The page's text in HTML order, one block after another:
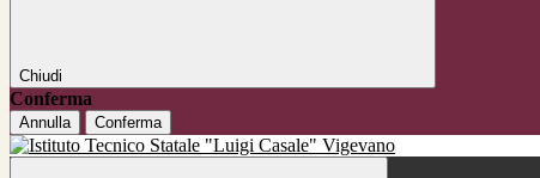
Chiudi
Conferma
Annulla Conferma